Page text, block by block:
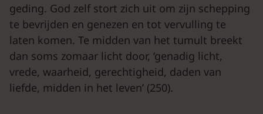
geding. God zelf stort zich uit om zijn schepping
te bevrijden en genezen en tot vervulling te
laten komen. Te midden van het tumult breekt
dan soms zomaar licht door, ‘genadig licht,
vrede, waarheid, gerechtigheid, daden van
liefde, midden in het leven’ (250).